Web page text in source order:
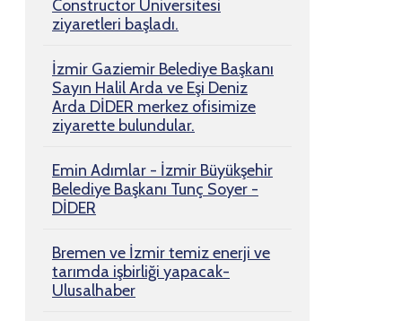
Constructor Üniversitesi
ziyaretleri başladı.
İzmir Gaziemir Belediye Başkanı
Sayın Halil Arda ve Eşi Deniz
Arda DİDER merkez ofisimize
ziyarette bulundular.
Emin Adımlar - İzmir Büyükşehir
Belediye Başkanı Tunç Soyer -
DİDER
Bremen ve İzmir temiz enerji ve
tarımda işbirliği yapacak-
Ulusalhaber